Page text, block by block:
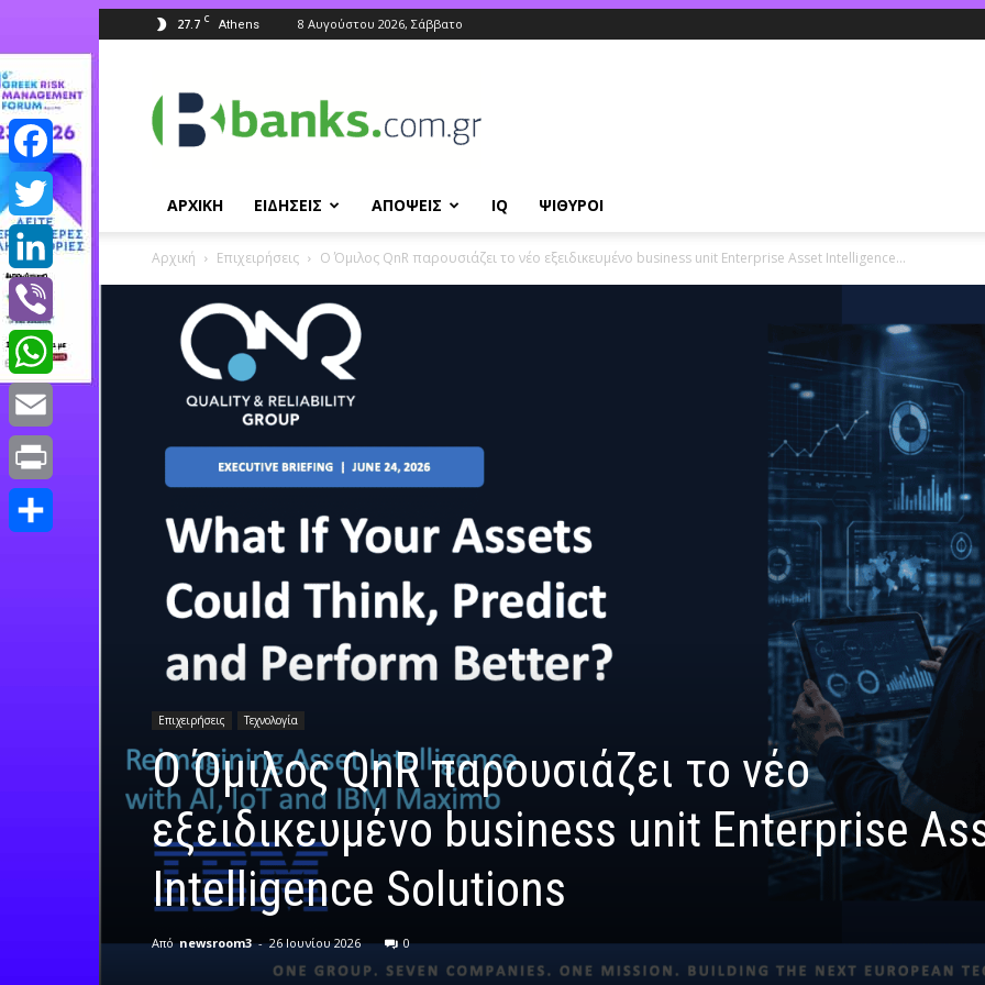
27.7 C Athens 8 Αυγούστου 2026, Σάββατο
ΑΡΧΙΚΗ ΕΙΔΗΣΕΙΣ ΑΠΟΨΕΙΣ IQ ΨΙΘΥΡΟΙ
Αρχική Επιχειρήσεις Ο Όμιλος QnR παρουσιάζει το νέο εξειδικευμένο business unit Enterprise Asset Intelligence...
Επιχειρήσεις Τεχνολογία
Ο Όμιλος QnR παρουσιάζει το νέο
εξειδικευμένο business unit Enterprise
Intelligence Solutions
Από newsroom3 - 26 Ιουνίου 2026 0
Facebook
Twitter
LinkedIn
Viber
WhatsApp
Email
Print